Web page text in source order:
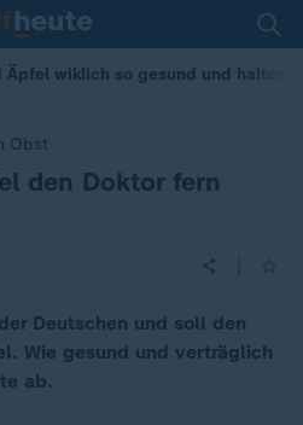
Äpfel wiklich so gesund und halten
Obst
den Doktor fern
Deutschen und soll den
Wie gesund und verträglich
ab.